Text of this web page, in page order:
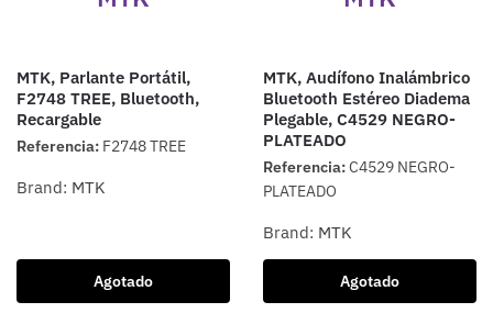
MTK, Parlante Portátil,
F2748 TREE, Bluetooth,
Recargable
Referencia: F2748 TREE
Brand: MTK
Agotado
MTK, Audífono Inalámbrico
Bluetooth Estéreo Diadema
Plegable, C4529 NEGRO-
PLATEADO
Referencia:C4529 NEGRO-
PLATEADO
Brand: MTK
Agotado